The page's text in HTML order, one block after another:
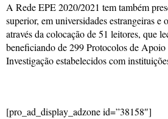
A Rede EPE 2020/2021 tem também
superior, em universidades estrangeiras e
através da colocação de 51 leitores, que
beneficiando de 299 Protocolos de Apoio
Investigação estabelecidos com
[pro_ad_display_adzone id=”38158″]